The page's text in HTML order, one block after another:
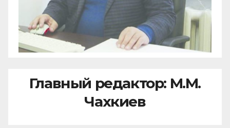
Главный редактор: М.М.
Чахкиев